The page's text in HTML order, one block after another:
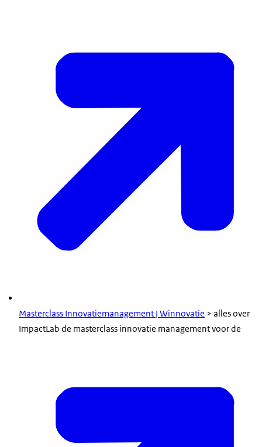
Masterclass Innovatiemanagement | Winnovatie > alles over
ImpactLab de masterclass innovatie managementvoor de